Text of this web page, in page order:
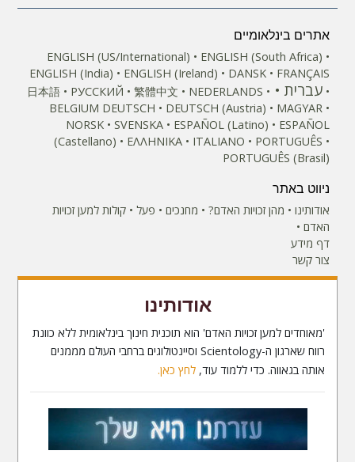
אתרים בינלאומיים
ENGLISH (US/International)
ENGLISH (South Africa)
ENGLISH (India)
ENGLISH (Ireland) DANSK FRANÇAIS
עברית 日本語 РУССКИЙ 繁體中文
NEDERLANDS
BELGIUM DEUTSCH DEUTSCH (Austria)
MAGYAR
NORSK
SVENSKA ESPAÑOL (Latino)
ESPAÑOL
(Castellano)
ΕΛΛΗΝΙΚA ITALIANO
PORTUGUÊS
PORTUGUÊS (Brasil)‎
ניווט באתר
אודותינו
מהן זכויות האדם? מחנכים פעל
קולות למען זכויות
האדם
דף מידע
צור קשר
אודותינו
'מאוחדים למען זכויות האדם' הוא תוכנית חינוך בינלאומית ללא כוונת
רווח שארגון ה-Scientology וסיינטולוגים ברחבי העולם מממנים
אותה בגאווה. כדי ללמוד עוד,לחץ כאן.